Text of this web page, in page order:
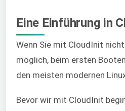
Eine Einführung in
Wenn Sie mit CloudInit
möglich, beim ersten
den meisten modernen
Bevor wir mit CloudInit